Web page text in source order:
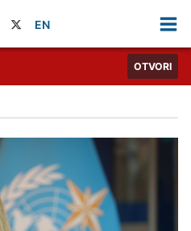
EN
OTVORI